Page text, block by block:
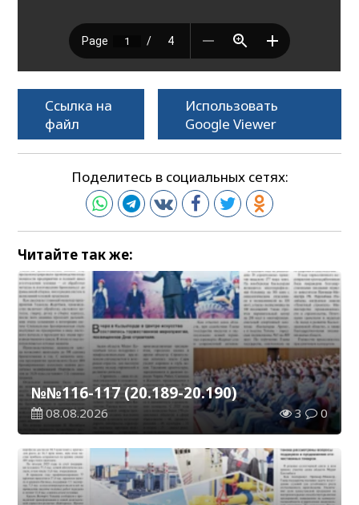
Ссылка на
файл
Использовать
Google Viewer
Поделитесь в социальных сетях:
Читайте так же:
№№116-117 (20.189-20.190)
08.08.2026 3 0